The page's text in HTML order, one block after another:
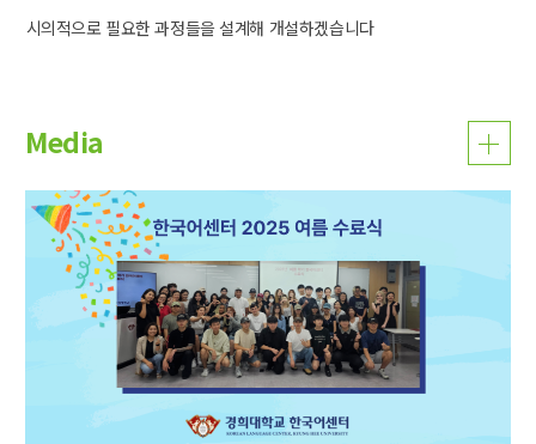
시의적으로 필요한 과정들을 설계해 개설하겠습니다
Media